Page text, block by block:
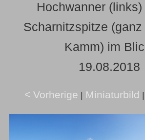
Hochwanner
Scharnitzspitze
Kamm) im
19.08.2018
< Vorherige | Miniaturbild |